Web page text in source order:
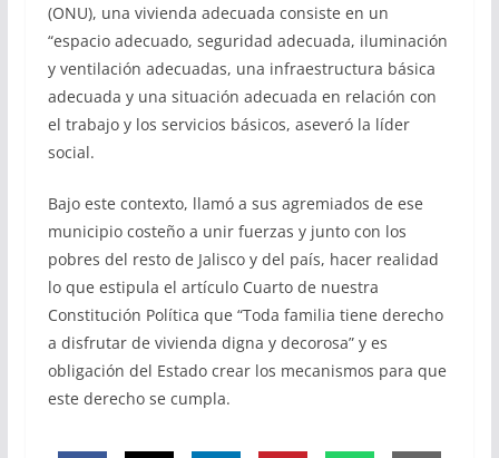
(ONU), una vivienda adecuada consiste en un
“espacio adecuado, seguridad adecuada, iluminación
y ventilación adecuadas, una infraestructura básica
adecuada y una situación adecuada en relación con
el trabajo y los servicios básicos, aseveró la líder
social.
Bajo este contexto, llamó a sus agremiados de ese
municipio costeño a unir fuerzas y junto con los
pobres del resto de Jalisco y del país, hacer realidad
lo que estipula el artículo Cuarto de nuestra
Constitución Política que “Toda familia tiene derecho
a disfrutar de vivienda digna y decorosa” y es
obligación del Estado crear los mecanismos para que
este derecho se cumpla.